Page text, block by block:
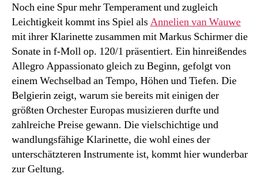
Noch eine Spur mehr Temperament und zugleich
Leichtigkeit kommt ins Spiel alsAnnelien van Wauwe
mit ihrer Klarinette zusammen mit Markus Schirmer die
Sonate in f-Moll op. 120/1 präsentiert. Ein hinreißendes
Allegro Appassionato gleich zu Beginn, gefolgt von
einem Wechselbad an Tempo, Höhen und Tiefen. Die
Belgierin zeigt, warum sie bereits mit einigen der
größten Orchester Europas musizieren durfte und
zahlreiche Preise gewann. Die vielschichtige und
wandlungsfähige Klarinette, die wohl eines der
unterschätzteren Instrumente ist, kommt hier wunderbar
zur Geltung.